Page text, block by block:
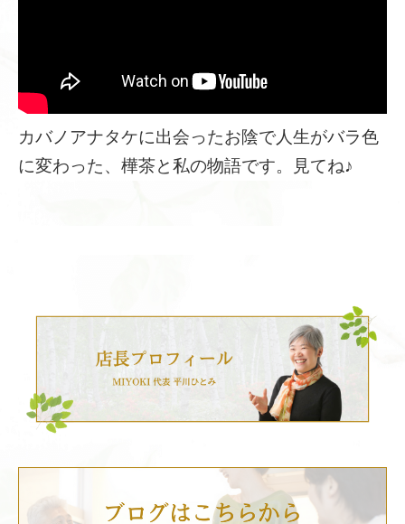
カバノアナタケに出会ったお陰で人生がバラ色
に変わった、樺茶と私の物語です。見てね♪